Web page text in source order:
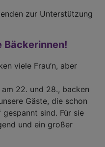
zur Unterstützung
Bäckerinnen!
viele Frau’n, aber
22. und 28., backen
Gäste, die schon
sind. Für sie
und ein großer